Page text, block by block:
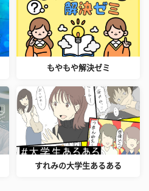
もやもや解決ゼミ
すれみの大学生あるある